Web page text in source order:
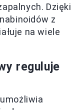
Dzięki
z
na wiele
reguluje